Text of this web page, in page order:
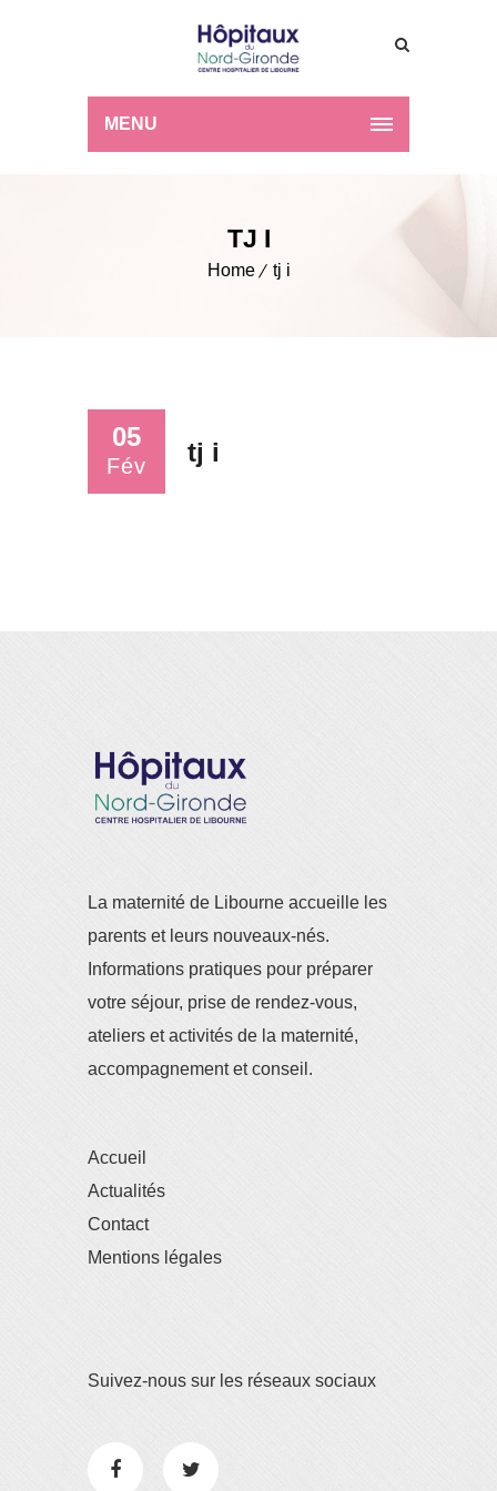
MENU
TJ I
Home tj i
05
Fév tj i
La maternité de Libourne accueille les
parents et leurs nouveaux-nés.
Informations pratiques pour préparer
votre séjour, prise de rendez-vous,
ateliers et activités de la maternité,
accompagnement et conseil.
Accueil
Actualités
Contact
Mentions légales
Suivez-nous sur les réseaux sociaux